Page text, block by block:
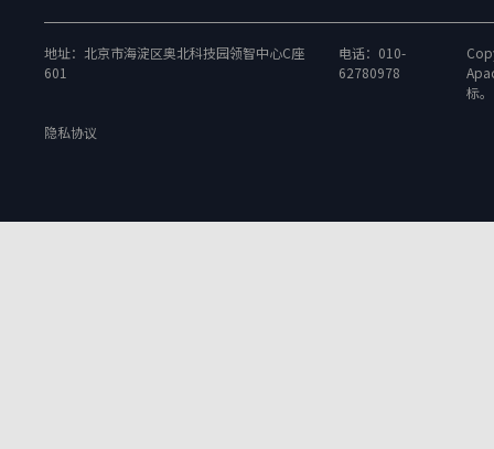
地址：北京市海淀区奥北科技园领智中心C座
601
电话：010-
62780978
标。
隐私协议